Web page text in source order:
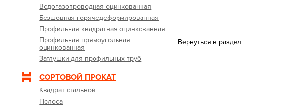
Водогазопроводная оцинкованная
Безшовная горячедеформированная
Профильная квадратная оцинкованная
Профильная прямоугольная
оцинкованная
Заглушки для профильных труб
СОРТОВОЙ ПРОКАТ
Квадрат стальной
Полоса
Вернуться в раздел